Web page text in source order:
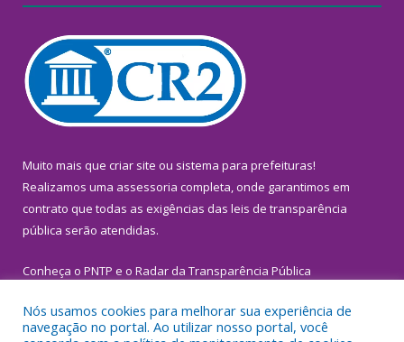
Muito mais que criar site ou sistema para prefeituras!
Realizamos uma assessoria completa, onde garantimos em
contrato que todas as exigências das leis de transparência
pública serão atendidas.
Conheça o PNTP e o Radar da Transparência Pública
Nós usamos cookies para melhorar sua experiência de
navegação no portal. Ao utilizar nosso portal, você